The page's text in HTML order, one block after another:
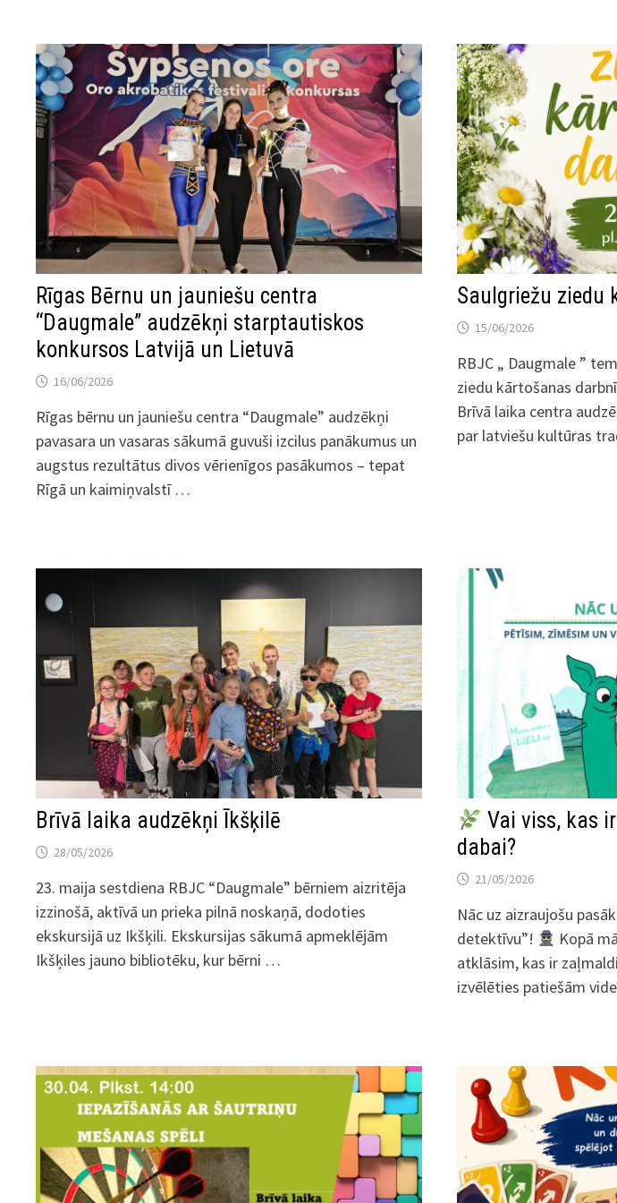
Rīgas Bērnu un jauniešu centra
“Daugmale” audzēkņi starptautiskos
konkursos Latvijā un Lietuvā
16/06/2026
Rīgas bērnu un jauniešu centra “Daugmale” audzēkņi
pavasara un vasaras sākumā guvuši izcilus panākumus un
augstus rezultātus divos vērienīgos pasākumos – tepat
Rīgā un kaimiņvalstī …
Saulgriežu ziedu
15/06/2026
RBJC „ Daugmale ”
ziedu kārtošanas
Brīvā laika centra
par latviešu kultūras
Brīvā laika audzēkņi Īkšķilē
28/05/2026
23. maija sestdiena RBJC “Daugmale” bērniem aizritēja
izzinošā, aktīvā un prieka pilnā noskaņā, dodoties
ekskursijā uz Ikšķili. Ekskursijas sākumā apmeklējām
Ikšķiles jauno bibliotēku, kur bērni …
Vai viss, kas
dabai?
21/05/2026
Nāc uz aizraujošu
detektīvu”!
Kopā
atklāsim, kas ir
izvēlēties patiešām